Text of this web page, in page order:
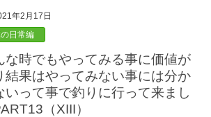
年2月17日
日常編
結果はやってみない事には分か
いって事で釣りに行って来まし
（XIII）